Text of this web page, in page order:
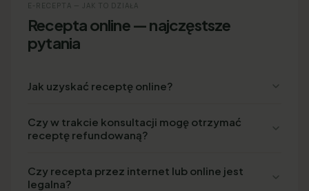
E-RECEPTA — JAK TO DZIAŁA
Recepta online — najczęstsze
pytania
Jak uzyskać receptę online?
Czy w trakcie konsultacji mogę otrzymać
receptę refundowaną?
Czy recepta przez internet lub online jest
legalna?